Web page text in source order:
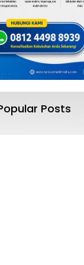
Posts